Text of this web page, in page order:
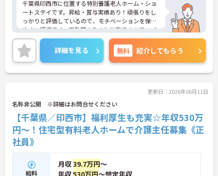
千葉県印西市に位置する特別養護老人ホーム・ショ
ートステイです。昇給・賞与実績あり！頑張りをし
っかりと評価しているので、モチベーションを保ち
やすい環境です。日勤帯のみのお仕事ですので、ご
家庭をお持ちの方も働きやすい勤務時間でオススメ
です！ご興味をお持ちの方はお気軽にお問い合わせ
ください。
詳細を見る 無料 紹介してもらう
更新日：2026年06月11日
名称非公開 ※詳細はお問合せください
【千葉県／印西市】福利厚生も充実☆年収530万
円～！住宅型有料老人ホームで介護主任募集《正
社員》
給料
月収39.7万円～